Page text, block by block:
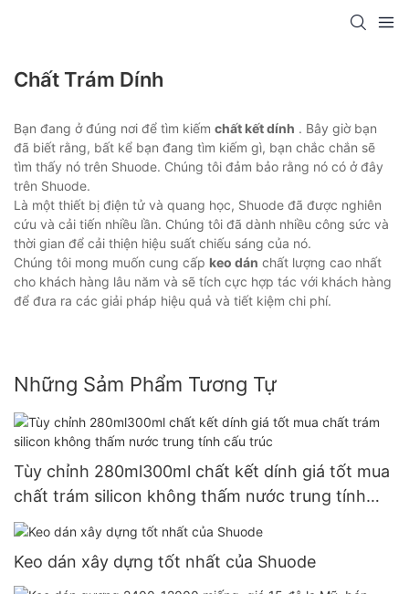
Chất Trám Dính
Bạn đang ở đúng nơi để tìm kiếm chất kết dính . Bây giờ bạn
đã biết rằng, bất kể bạn đang tìm kiếm gì, bạn chắc chắn sẽ
tìm thấy nó trên Shuode. Chúng tôi đảm bảo rằng nó có ở đây
trên Shuode.
Là một thiết bị điện tử và quang học, Shuode đã được nghiên
cứu và cải tiến nhiều lần. Chúng tôi đã dành nhiều công sức và
thời gian để cải thiện hiệu suất chiếu sáng của nó.
Chúng tôi mong muốn cung cấp keo dán chất lượng cao nhất
cho khách hàng lâu năm và sẽ tích cực hợp tác với khách hàng
để đưa ra các giải pháp hiệu quả và tiết kiệm chi phí.
Những Sảm Phẩm Tương Tự
Tùy chỉnh 280ml300ml chất kết dính giá tốt mua
chất trám silicon không thấm nước trung tính
cấu trúc
Keo dán xây dựng tốt nhất của Shuode